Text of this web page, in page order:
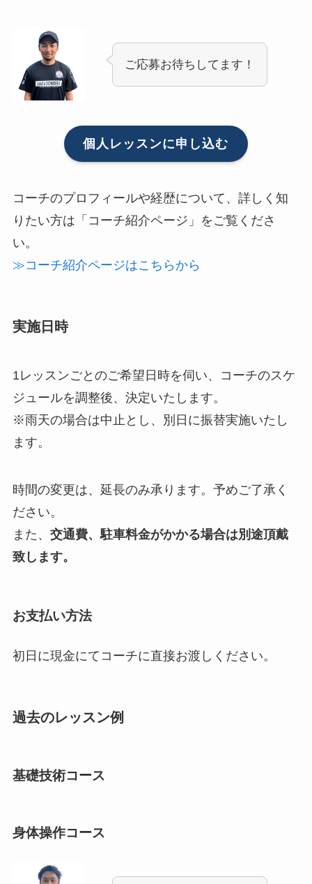
ご応募お待ちしてます！
個人レッスンに申し込む
コーチのプロフィールや経歴について、詳しく知
りたい方は「コーチ紹介ページ」をご覧くださ
い。
≫コーチ紹介ページはこちらから
実施日時
1レッスンごとのご希望日時を伺い、コーチのスケ
ジュールを調整後、決定いたします。
※雨天の場合は中止とし、別日に振替実施いたし
ます。
時間の変更は、延長のみ承ります。予めご了承く
ださい。
また、 交通費、駐車料金がかかる場合は別途頂戴
致します。
お支払い方法
初日に現金にてコーチに直接お渡しください。
過去のレッスン例
基礎技術コース
身体操作コース